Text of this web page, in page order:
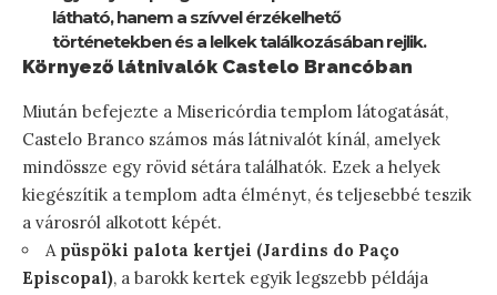
látható, hanem a szívvel érzékelhető
történetekben és a lelkek találkozásában rejlik.
Környező látnivalók Castelo Brancóban
Miután befejezte a Misericórdia templom látogatását,
Castelo Branco számos más látnivalót kínál, amelyek
mindössze egy rövid sétára találhatók. Ezek a helyek
kiegészítik a templom adta élményt, és teljesebbé teszik
a városról alkotott képét.
A püspöki palota kertjei (Jardins do Paço
Episcopal), a barokk kertek egyik legszebb példája